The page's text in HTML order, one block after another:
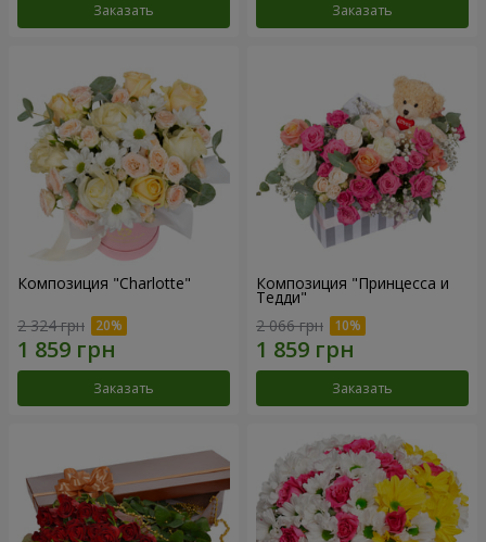
Заказать Заказать
Композиция "Charlotte"
2 324 грн
Заказать
Композиция "Принцесса и
Тедди"
2 066 грн
Заказать